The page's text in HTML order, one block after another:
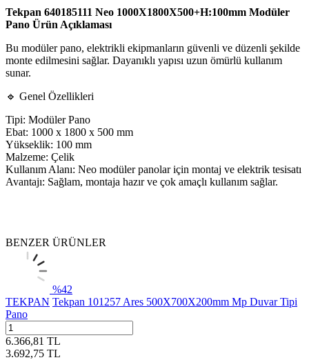
Tekpan 640185111 Neo 1000X1800X500+H:100mm Modüler
Pano Ürün Açıklaması
Bu modüler pano, elektrikli ekipmanların güvenli ve düzenli şekilde
monte edilmesini sağlar. Dayanıklı yapısı uzun ömürlü kullanım
sunar.
🔹 Genel Özellikleri
Tipi: Modüler Pano
Ebat: 1000 x 1800 x 500 mm
Yükseklik: 100 mm
Malzeme: Çelik
Kullanım Alanı: Neo modüler panolar için montaj ve elektrik tesisatı
Avantajı: Sağlam, montaja hazır ve çok amaçlı kullanım sağlar.
BENZER ÜRÜNLER
%42
TEKPAN Tekpan 101257 Ares 500X700X200mm Mp Duvar Tipi
Pano
6.366,81 TL
3.692,75 TL